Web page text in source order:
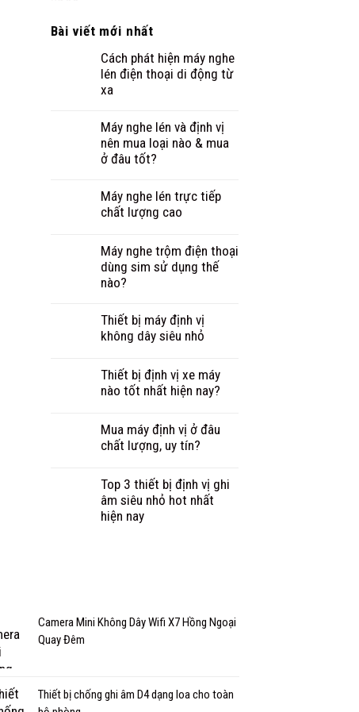
Bài viết mới nhất
Cách phát hiện máy nghe
lén điện thoại di động từ
xa
Máy nghe lén và định vị
nên mua loại nào & mua
ở đâu tốt?
Máy nghe lén trực tiếp
chất lượng cao
Máy nghe trộm điện thoại
dùng sim sử dụng thế
nào?
Thiết bị máy định vị
không dây siêu nhỏ
Thiết bị định vị xe máy
nào tốt nhất hiện nay?
Mua máy định vị ở đâu
chất lượng, uy tín?
Top 3 thiết bị định vị ghi
âm siêu nhỏ hot nhất
hiện nay
Camera Mini Không Dây Wifi X7 Hồng Ngoại
Quay Đêm
Thiết bị chống ghi âm D4 dạng loa cho toàn